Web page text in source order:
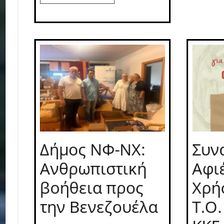
Δήμος ΝΦ-ΝΧ:
Ανθρωπιστική
βοήθεια προς
την Βενεζουέλα